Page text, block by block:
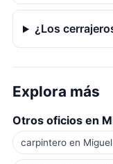
¿Los
Explora más
Otros oficios en
carpintero en